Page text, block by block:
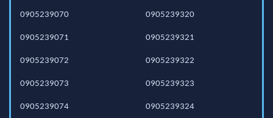
0905239070
0905239071
0905239072
0905239073
0905239074
0905239320
0905239321
0905239322
0905239323
0905239324